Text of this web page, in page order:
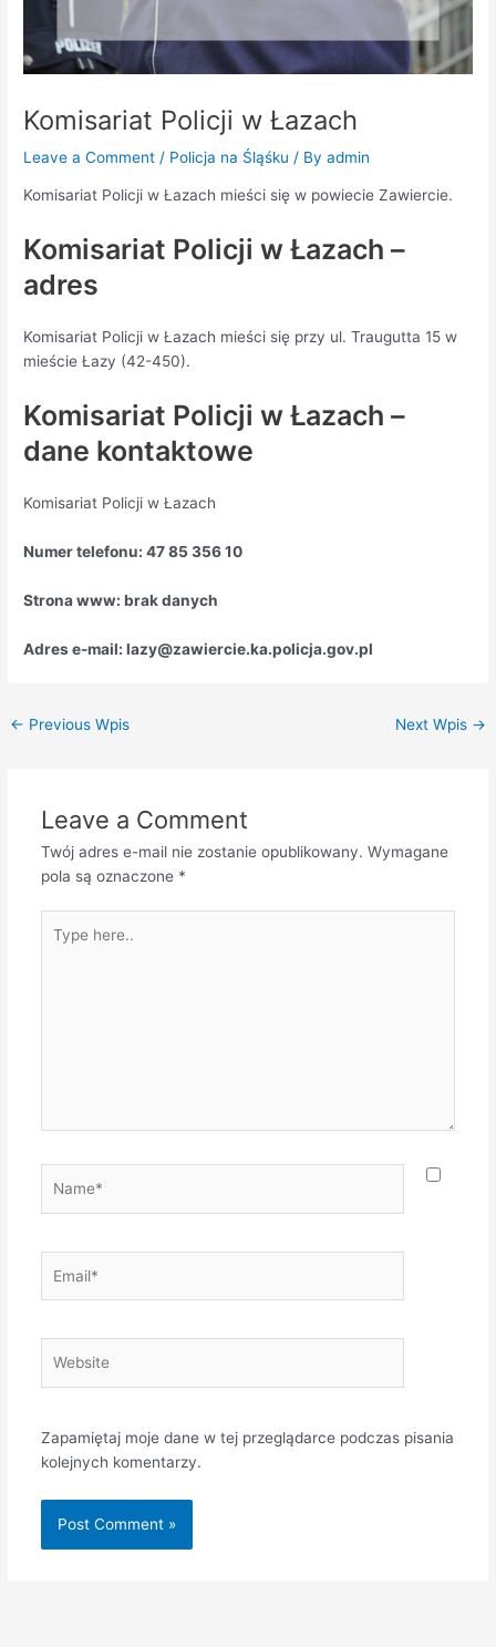
Komisariat Policji w Łazach
Leave a Comment / Policja na Śląśku / Byadmin
Komisariat Policji w Łazach mieści się w powiecie Zawiercie.
Komisariat Policji w Łazach –
adres
Komisariat Policji w Łazach mieści się przy ul. Traugutta 15 w
mieście Łazy (42-450).
Komisariat Policji w Łazach –
dane kontaktowe
Komisariat Policji w Łazach
Numer telefonu: 47 85 356 10
Strona www: brak danych
Adres e-mail: lazy@zawiercie.ka.policja.gov.pl
← Previous Wpis Next Wpis →
Leave a Comment
Twój adres e-mail nie zostanie opublikowany. Wymagane
pola są oznaczone *
here..
Zapamiętaj moje dane w tej przeglądarce podczas pisania
kolejnych komentarzy.